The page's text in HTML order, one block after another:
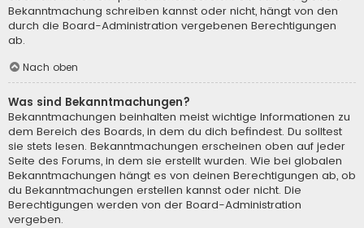
Bekanntmachung schreiben kannst oder nicht, hängt von den
durch die Board-Administration vergebenen Berechtigungen
ab.
Nach oben
Was sind Bekanntmachungen?
Bekanntmachungen beinhalten meist wichtige Informationen zu
dem Bereich des Boards, in dem du dich befindest. Du solltest
sie stets lesen. Bekanntmachungen erscheinen oben auf jeder
Seite des Forums, in dem sie erstellt wurden. Wie bei globalen
Bekanntmachungen hängt es von deinen Berechtigungen ab, ob
du Bekanntmachungen erstellen kannst oder nicht. Die
Berechtigungen werden von der Board-Administration
vergeben.